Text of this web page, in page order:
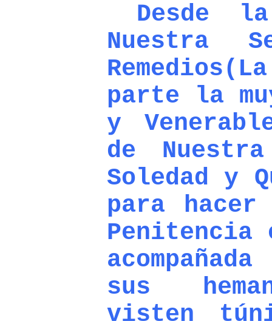
Desde
Nuestra
parte la
y
de
Soledad y
para
Penitencia
sus
visten